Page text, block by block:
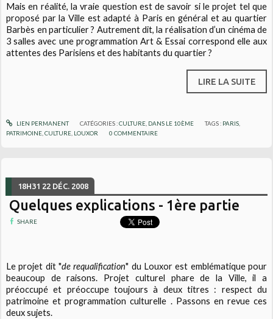
Mais en réalité, la vraie question est de savoir si le projet tel que
proposé par la Ville est adapté à Paris en général et au quartier
Barbès en particulier ? Autrement dit, la réalisation d’un cinéma de
3 salles avec une programmation Art & Essai correspond elle aux
attentes des Parisiens et des habitants du quartier ?
LIRE LA SUITE
LIEN PERMANENT CATÉGORIES :CULTURE, DANS LE 10ÈME TAGS : PARIS
PATRIMOINE ,CULTURE LOUXOR 0 COMMENTAIRE
18H31 22 DÉC. 2008
Quelques explications - 1ère partie
SHARE
Le projet dit "de requalification" du Louxor est emblématique pour
beaucoup de raisons. Projet culturel phare de la Ville, il a
préoccupé et préoccupe toujours à deux titres : respect du
patrimoine et programmation culturelle . Passons en revue ces
deux sujets.